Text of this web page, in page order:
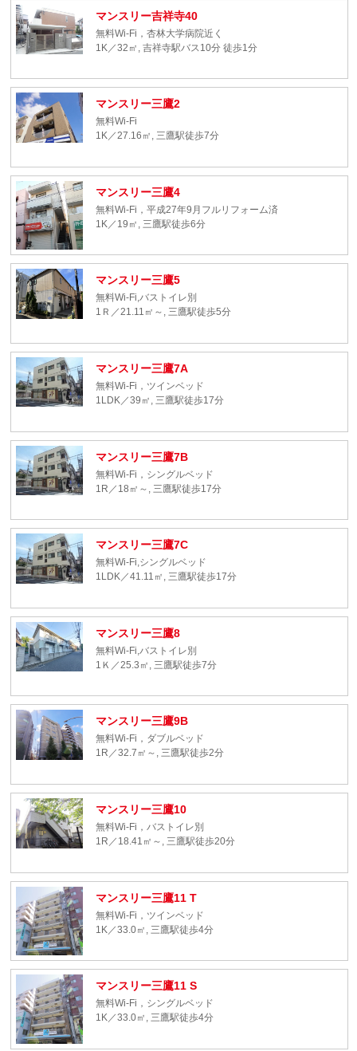
マンスリー吉祥寺40
無料Wi-Fi，杏林大学病院近く
1K／32㎡, 吉祥寺駅バス10分 徒歩1分
マンスリー三鷹2
無料Wi-Fi
1K／27.16㎡, 三鷹駅徒歩7分
マンスリー三鷹4
無料Wi-Fi，平成27年9月フルリフォーム済
1K／19㎡, 三鷹駅徒歩6分
マンスリー三鷹5
無料Wi-Fi,バストイレ別
1Ｒ／21.11㎡～, 三鷹駅徒歩5分
マンスリー三鷹7A
無料Wi-Fi，ツインベッド
1LDK／39㎡, 三鷹駅徒歩17分
マンスリー三鷹7B
無料Wi-Fi，シングルベッド
1R／18㎡～, 三鷹駅徒歩17分
マンスリー三鷹7C
無料Wi-Fi,シングルベッド
1LDK／41.11㎡, 三鷹駅徒歩17分
マンスリー三鷹8
無料Wi-Fi,バストイレ別
1Ｋ／25.3㎡, 三鷹駅徒歩7分
マンスリー三鷹9B
無料Wi-Fi，ダブルベッド
1R／32.7㎡～, 三鷹駅徒歩2分
マンスリー三鷹10
無料Wi-Fi，バストイレ別
1R／18.41㎡～, 三鷹駅徒歩20分
マンスリー三鷹11 T
無料Wi-Fi，ツインベッド
1K／33.0㎡, 三鷹駅徒歩4分
マンスリー三鷹11 S
無料Wi-Fi，シングルベッド
1K／33.0㎡, 三鷹駅徒歩4分